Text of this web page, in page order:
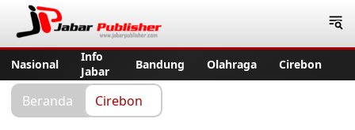
Nasional
Info
Jabar
Bandung Olahraga Cirebon
Beranda Cirebon